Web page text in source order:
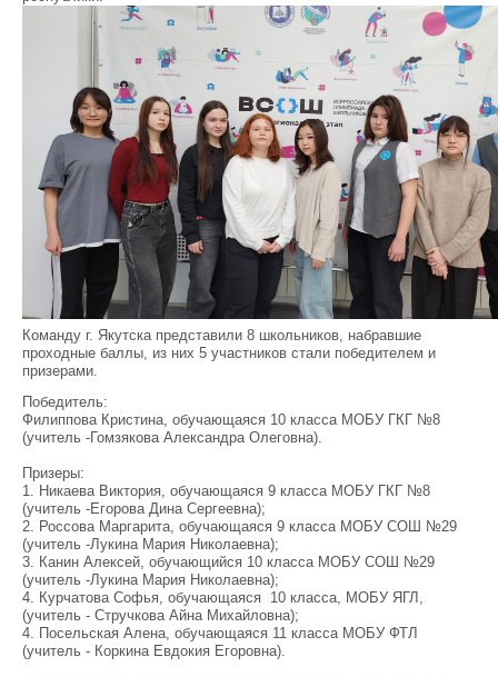
Команду г. Якутска представили 8 школьников, набравшие
проходные баллы, из них 5 участников стали победителем и
призерами.
Победитель:
Филиппова Кристина, обучающаяся 10 класса МОБУ ГКГ №8
(учитель -Гомзякова Александра Олеговна).
Призеры:
1. Никаева Виктория, обучающаяся 9 класса МОБУ ГКГ №8
(учитель -Егорова Дина Сергеевна);
2. Россова Маргарита, обучающаяся 9 класса МОБУ СОШ №29
(учитель -Лукина Мария Николаевна);
3. Канин Алексей, обучающийся 10 класса МОБУ СОШ №29
(учитель -Лукина Мария Николаевна);
4. Курчатова Софья, обучающаяся 10 класса, МОБУ ЯГЛ,
(учитель - Стручкова Айна Михайловна);
4. Посельская Алена, обучающаяся 11 класса МОБУ ФТЛ
(учитель - Коркина Евдокия Егоровна).